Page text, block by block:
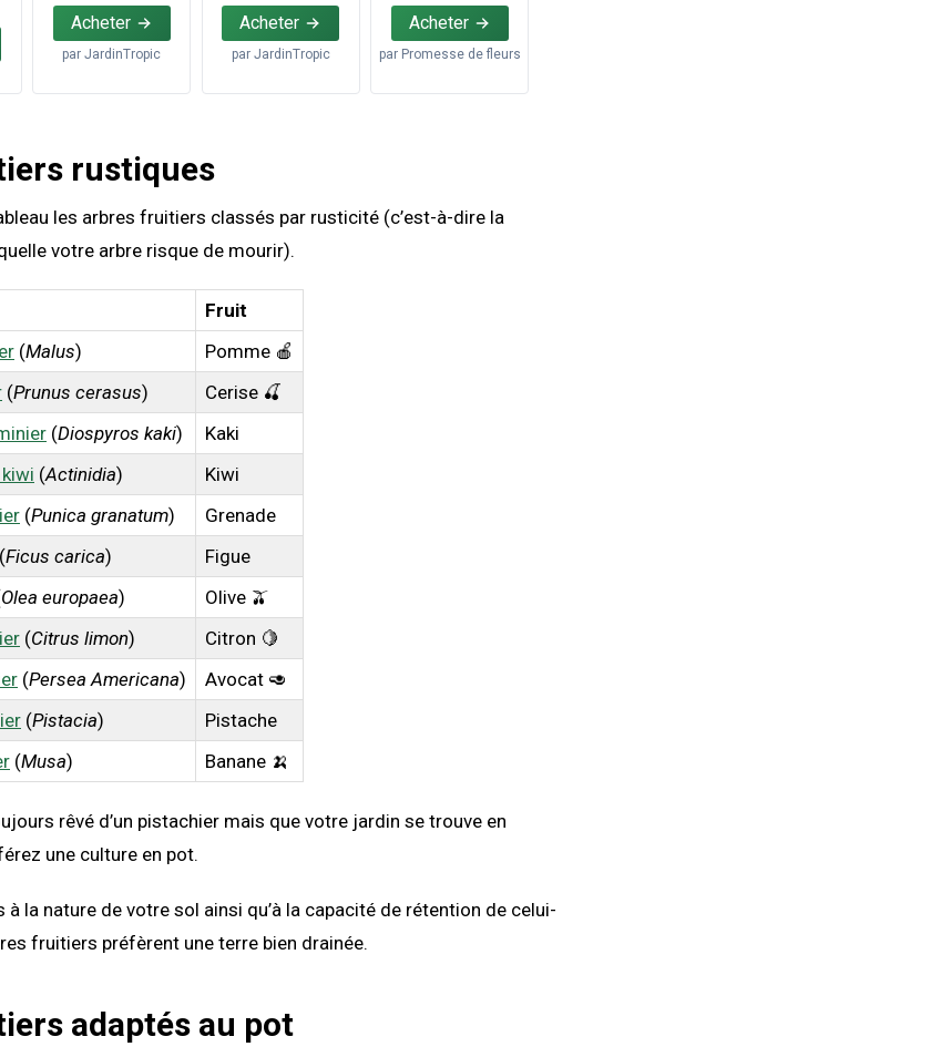
Acheter
parJardinTropic
Acheter
par JardinTropic
Acheter
par Promesse de fleurs
rustiques
les arbres fruitiers classés par rusticité (c’est-à-dire la
votre arbre risque de mourir).
Fruit
(Malus)
Pomme 🍎
(Prunus cerasus)
Cerise 🍒
(Diospyros kaki)
Kaki
(Actinidia)
Kiwi
(Punica granatum)
Grenade
(Ficus carica)
Figue
Olea europaea)
Olive 🫒
(Citrus limon)
Citron 🍋
(Persea Americana)
Avocat 🥑
(Pistacia)
Pistache
(Musa) Banane 🍌
rêvé d’un pistachier mais que votre jardin se trouve en
une culture en pot.
la nature de votre sol ainsi qu’à la capacité de rétention de celui-
fruitiers préfèrent une terre bien drainée.
adaptés au pot